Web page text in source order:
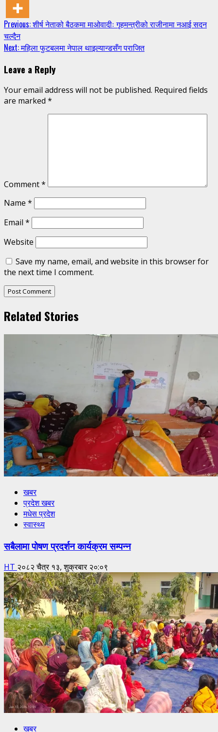
Continue
Reading
Previous:शीर्ष नेताको बैठकमा माओवादीः गृहमन्त्रीको राजीनामा नआई सदन
चल्दैन
Next:महिला फुटबलमा नेपाल थाइल्यान्डसँग पराजित
Leave a Reply
Your email address will not be published. Required fields
are marked *
Comment*
Name *
Email *
Website
Save my name, email, and website in this browser for
the next time I comment.
Related Stories
खबर
प्रदेश खबर
मधेस प्रदेश
स्वास्थ्य
सबैलामा पोषण प्रदर्शन कार्यक्रम सम्पन्न
HT २०८२ चैत्र १३, शुक्रबार २०:०९
खबर